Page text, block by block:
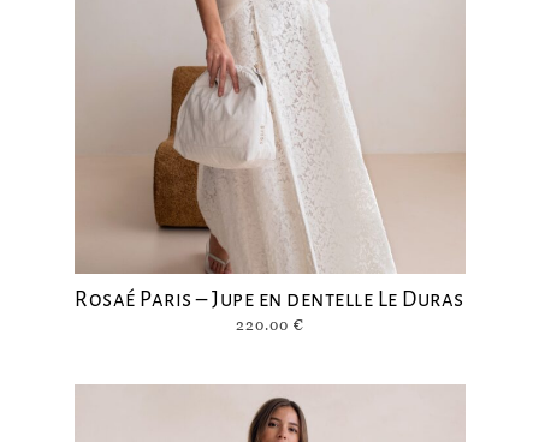
Rosaé Paris – Jupe en dentelle Le Duras
220.00 €